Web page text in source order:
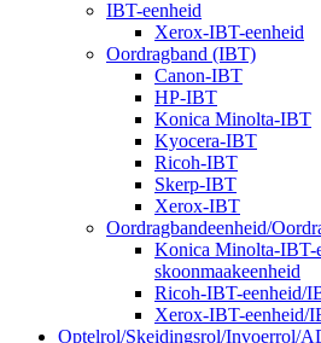
IBT-eenheid
Xerox-IBT-eenheid
Oordragband (IBT)
Canon-IBT
HP-IBT
Konica Minolta-IBT
Kyocera-IBT
Ricoh-IBT
Skerp-IBT
Xerox-IBT
Oordragbandeenheid/
Konica Minolta-IBT-
skoonmaakeenheid
Ricoh-IBT-eenheid/
Xerox-IBT-eenheid/
Optelrol/Skeidingsrol/Invoerrol/